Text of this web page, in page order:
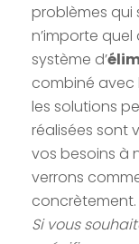
problèmes qui
n’importe
système d’
combiné avec
les solutions
réalisées sont
vos besoins à
verrons
concrètement.
Si vous